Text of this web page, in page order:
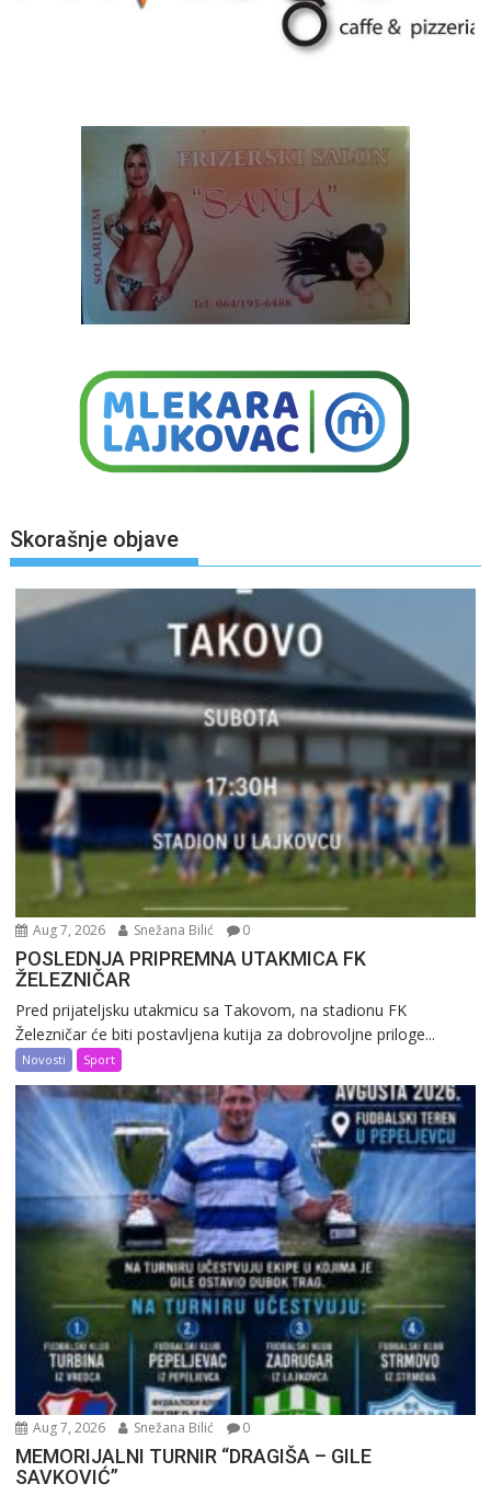
Skorašnje objave
Aug 7, 2026 Snežana Bilić 0
POSLEDNJA PRIPREMNA UTAKMICA FK
ŽELEZNIČAR
Pred prijateljsku utakmicu sa Takovom, na stadionu FK
Železničar će biti postavljena kutija za dobrovoljne priloge...
Novosti Sport
Aug 7, 2026 Snežana Bilić 0
MEMORIJALNI TURNIR “DRAGIŠA – GILE
SAVKOVIĆ”